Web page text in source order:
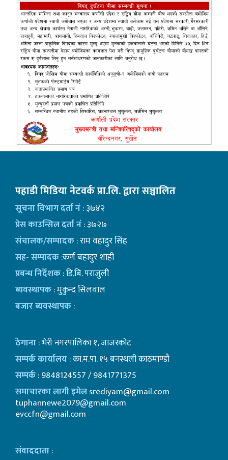
पहाडी मिडिया नेटवर्क प्रा.लि. द्वारा सञ्चालित
सूचना विभाग दर्ता नं: ३७४२
प्रेस काउन्सिल दर्ता नं: ३७२७
संचालक/सम्पादक: राम वहादुर सिंह
सह- सम्पादक:कर्ण बहादुर शाही
प्रबन्ध निर्देशक: डि.बि. पराजुली
ब्यवस्थापक: मुकुन्द सिलवाल
बजार ब्यवस्थापक:
ठेगाना: भेरी नगरपालिका १, जाजरकोट
सम्पर्क कार्यालय: का.म.पा. १५ बनस्थली काठमाण्डाै
सम्पर्क: 9848124557 / 9841771375
समाचारका लागी इमेलsrediyam@gmail.com
tuphannewe2079@gmail.com
evccfn@gmail.com
संवाददाता: